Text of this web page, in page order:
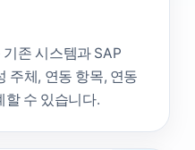
기존 시스템과 SAP
주체, 연동 항목, 연동
할 수 있습니다.